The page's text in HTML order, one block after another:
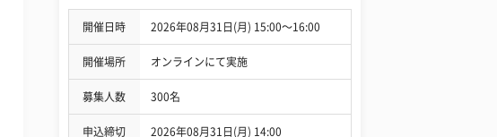
開催日時 2026年08月31日(月) 15:00〜16:00
開催場所 オンラインにて実施
募集人数 300名
申込締切 2026年08月31日(月) 14:00